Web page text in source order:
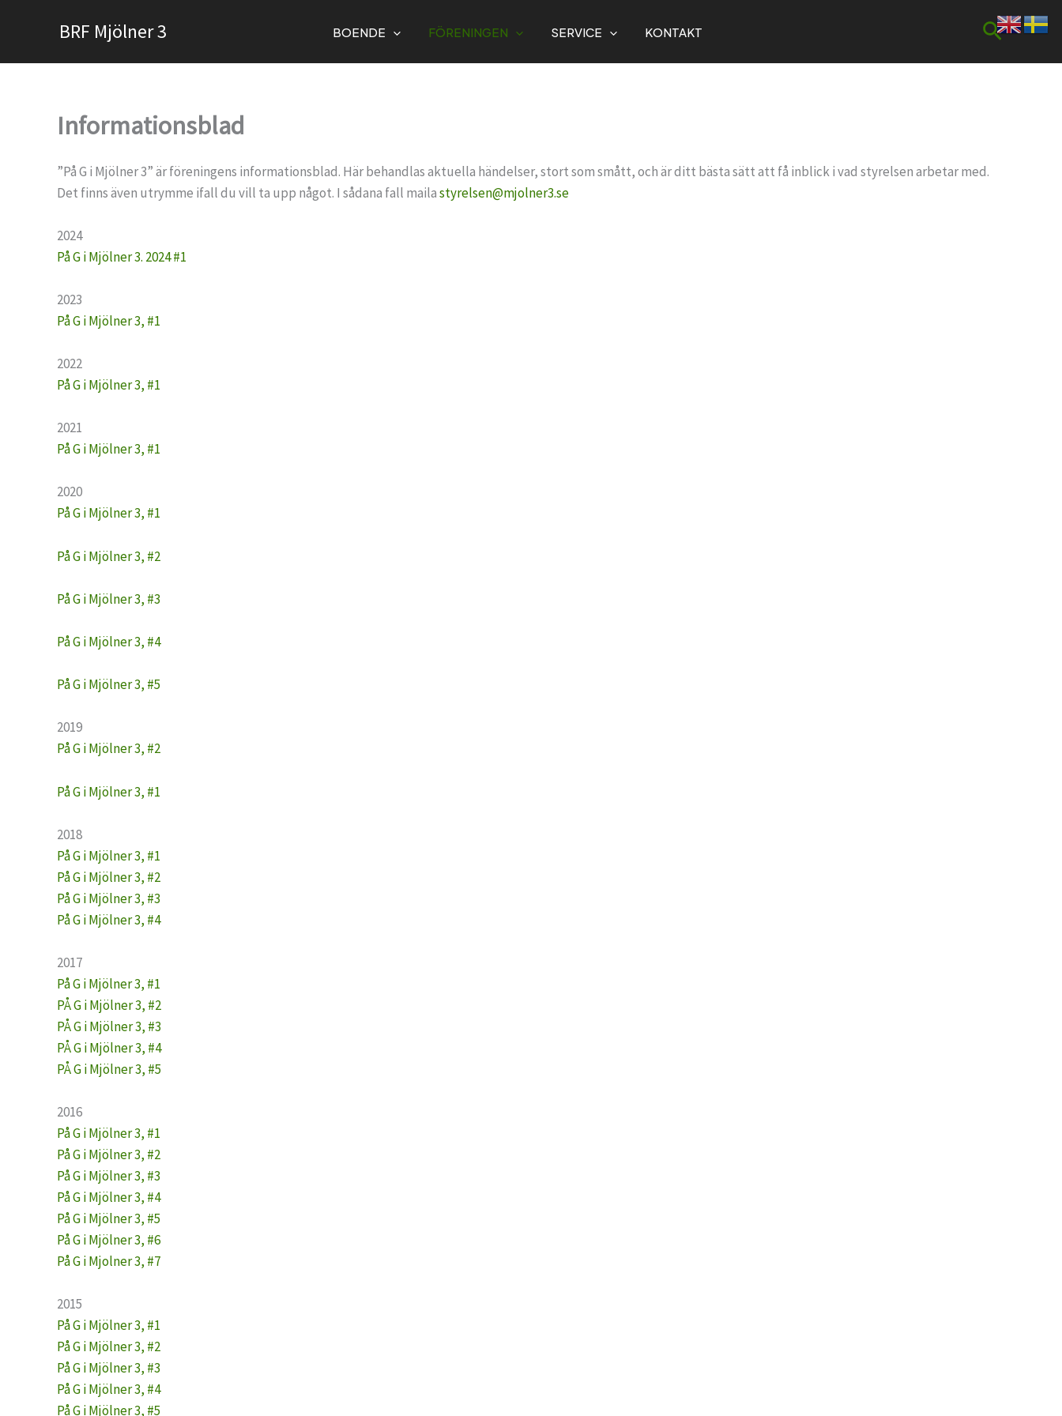
BRF Mjölner 3 BOENDE FÖRENINGEN SERVICE KONTAKT Sök
Informationsblad
”På G i Mjölner 3” är föreningens informationsblad. Här behandlas aktuella händelser, stort som smått, och är ditt bästa sätt att få inblick i vad styrelsen arbetar med.
Det finns även utrymme ifall du vill ta upp något. I sådana fall mailastyrelsen@mjolner3.se
2024
På G i Mjölner 3. 2024 #1
2023
På G i Mjölner 3, #1
2022
På G i Mjölner 3, #1
2021
På G i Mjölner 3, #1
2020
På G i Mjölner 3, #1
På G i Mjölner 3, #2
På G i Mjölner 3, #3
På G i Mjölner 3, #4
På G i Mjölner 3, #5
2019
På G i Mjölner 3, #2
På G i Mjölner 3, #1
2018
På G i Mjölner 3, #1
På G i Mjölner 3, #2
På G i Mjölner 3, #3
På G i Mjölner 3, #4
2017
På G i Mjölner 3, #1
PÅ G i Mjölner 3, #2
PÅ G i Mjölner 3, #3
PÅ G i Mjölner 3, #4
PÅ G i Mjölner 3, #5
2016
På G i Mjölner 3, #1
På G i Mjölner 3, #2
På G i Mjölner 3, #3
På G i Mjölner 3, #4
På G i Mjölner 3, #5
På G i Mjölner 3, #6
På G i Mjolner 3, #7
2015
På G i Mjölner 3, #1
På G i Mjölner 3, #2
På G i Mjölner 3, #3
På G i Mjölner 3, #4
På G i Mjölner 3, #5